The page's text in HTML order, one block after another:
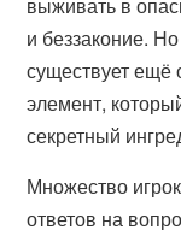
и беззаконие.
существует ещё
элемент,
секретный
Множество
ответов на